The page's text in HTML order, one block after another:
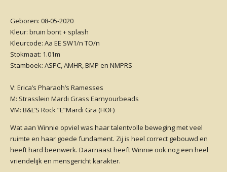
Geboren: 08-05-2020
Kleur: bruin bont + splash
Kleurcode: Aa EE SW1/n TO/n
Stokmaat: 1.01m
Stamboek: ASPC, AMHR, BMP en NMPRS
V: Erica’s Pharaoh’s Ramesses
M: Strasslein Mardi Grass Earnyourbeads
VM: B&L’S Rock “E”Mardi Gra (HOF)
Wat aan Winnie opviel was haar talentvolle beweging met veel
ruimte en haar goede fundament. Zij is heel correct gebouwd en
heeft hard beenwerk. Daarnaast heeft Winnie ook nog een heel
vriendelijk en mensgericht karakter.